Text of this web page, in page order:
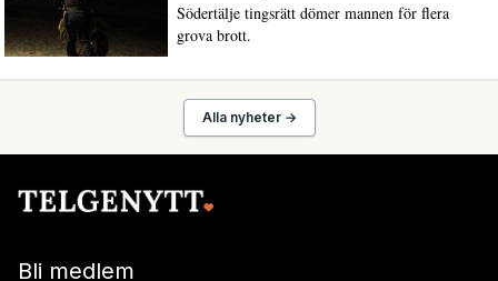
Södertälje tingsrätt dömer mannen för flera
grova brott.
Alla nyheter →
Bli medlem